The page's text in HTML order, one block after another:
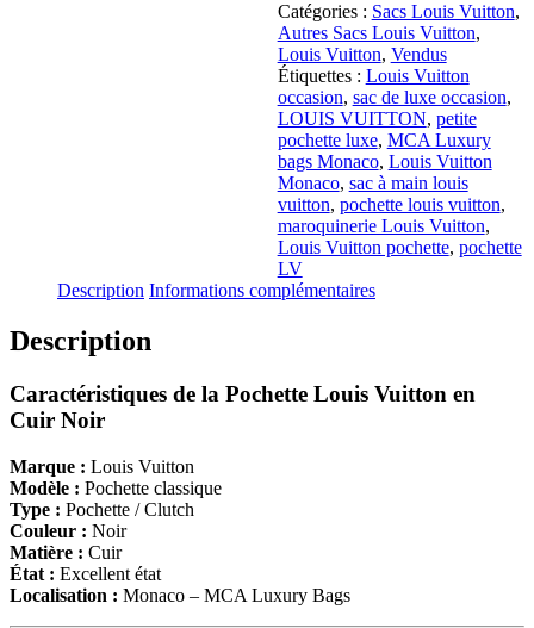
Catégories : Sacs Louis Vuitton,
Autres Sacs Louis Vuitton,
Louis Vuitton, Vendus
Étiquettes : Louis Vuitton
occasion, sac de luxe occasion,
LOUIS VUITTON, petite
pochette luxe, MCA Luxury
bags Monaco, Louis Vuitton
Monaco, sac à main louis
vuitton, pochette louis vuitton,
maroquinerie Louis Vuitton,
Louis Vuitton pochette, pochette
LV
Description Informations complémentaires
Description
Caractéristiques de la Pochette Louis Vuitton en
Cuir Noir
Marque : Louis Vuitton
Modèle : Pochette classique
Type : Pochette / Clutch
Couleur : Noir
Matière : Cuir
État : Excellent état
Localisation : Monaco – MCA Luxury Bags